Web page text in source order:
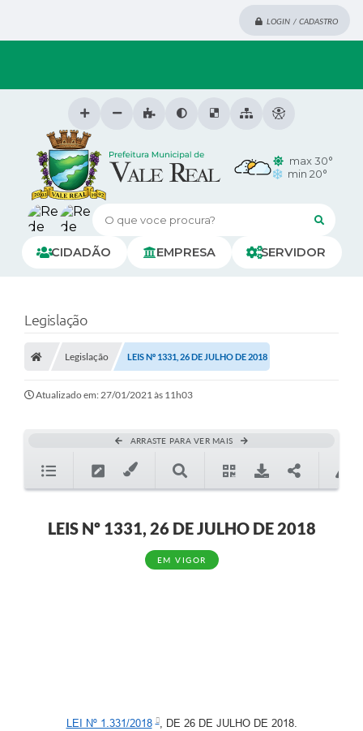
LOGIN / CADASTRO
O que voce procura?
CIDADÃO EMPRESA SERVIDOR
max 30°
min 20°
Legislação
Legislação LEIS Nº 1331, 26 DE JULHO DE 2018
Atualizado em: 27/01/2021 às 11h03
ARRASTE PARA VER MAIS
LEIS Nº 1331, 26 DE JULHO DE 2018
EM VIGOR
LEI Nº 1.331/2018 , DE 26 DE JULHO DE 2018.